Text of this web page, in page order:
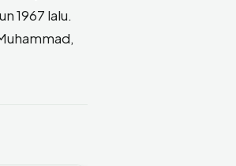
1967 lalu.